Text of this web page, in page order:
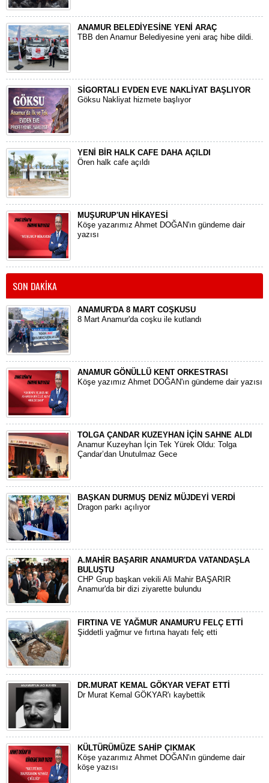
ANAMUR BELEDİYESİNE YENİ ARAÇ
TBB den Anamur Belediyesine yeni araç hibe dildi.
SİGORTALI EVDEN EVE NAKLİYAT BAŞLIYOR
Göksu Nakliyat hizmete başlıyor
YENİ BİR HALK CAFE DAHA AÇILDI
Ören halk cafe açıldı
MUŞURUP'UN HİKAYESİ
Köşe yazarımız Ahmet DOĞAN'ın gündeme dair
yazısı
SON DAKİKA
ANAMUR'DA 8 MART COŞKUSU
8 Mart Anamur'da coşku ile kutlandı
ANAMUR GÖNÜLLÜ KENT ORKESTRASI
Köşe yazımız Ahmet DOĞAN'ın gündeme dair yazısı
TOLGA ÇANDAR KUZEYHAN İÇİN SAHNE ALDI
Anamur Kuzeyhan İçin Tek Yürek Oldu: Tolga
Çandar’dan Unutulmaz Gece
BAŞKAN DURMUŞ DENİZ MÜJDEYİ VERDİ
Dragon parkı açılıyor
A.MAHİR BAŞARIR ANAMUR'DA VATANDAŞLA
BULUŞTU
CHP Grup başkan vekili Ali Mahir BAŞARIR
Anamur'da bir dizi ziyarette bulundu
FIRTINA VE YAĞMUR ANAMUR'U FELÇ ETTİ
Şiddetli yağmur ve fırtına hayatı felç etti
DR.MURAT KEMAL GÖKYAR VEFAT ETTİ
Dr Murat Kemal GÖKYAR'ı kaybettik
KÜLTÜRÜMÜZE SAHİP ÇIKMAK
Köşe yazarımız Ahmet DOĞAN'ın gündeme dair
köşe yazısı